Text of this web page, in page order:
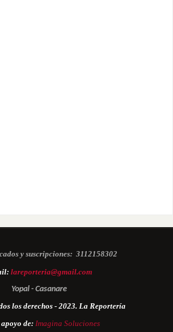
y suscripciones: 3112158302
lareporteria@gmail.com
Yopal - Casanare
los derechos - 2023. La Reportería
de: Imagina Soluciones